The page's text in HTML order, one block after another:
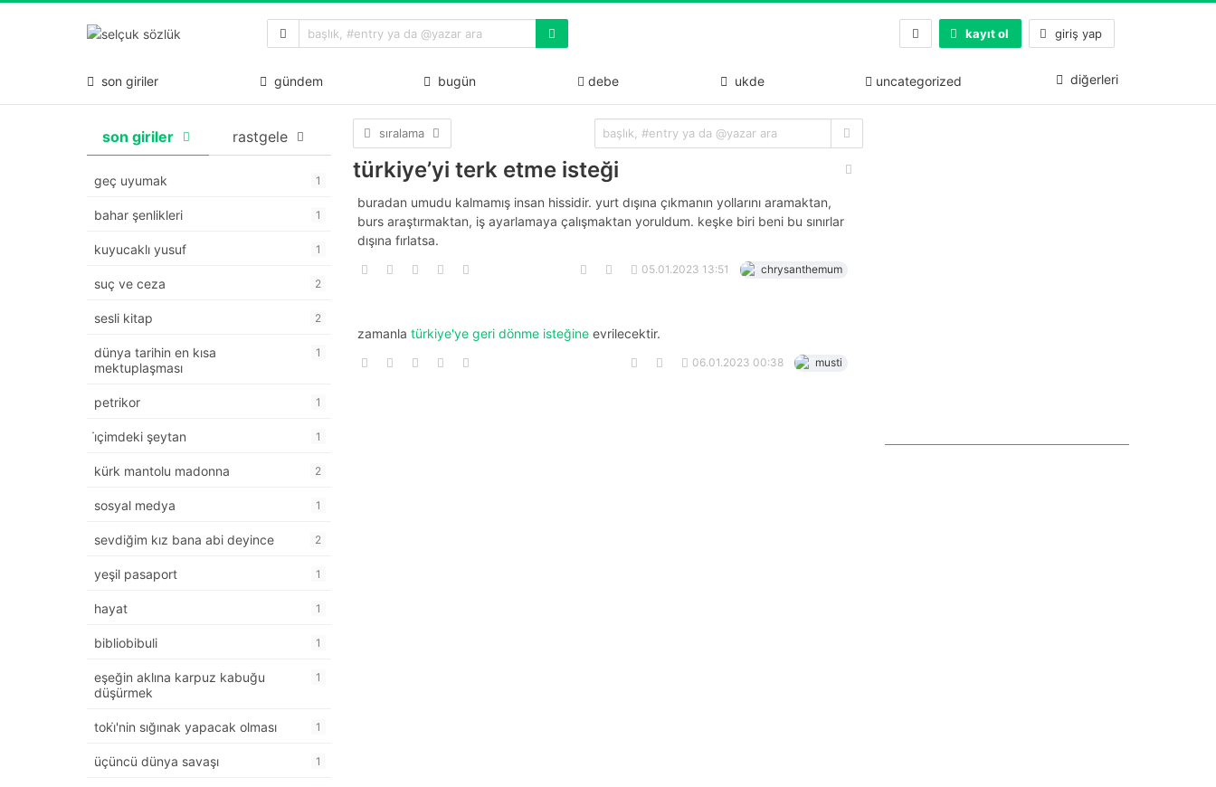
kayıt ol giriş yap
son giriler gündem bugün debe ukde uncategorized diğerleri
son giriler rastgele
geç uyumak 1
bahar şenlikleri 1
kuyucaklı yusuf 1
suç ve ceza 2
sesli kitap 2
dünya tarihin en kısa
mektuplaşması
1
petrikor 1
i̇çimdeki şeytan 1
kürk mantolu madonna 2
sosyal medya 1
sevdiğim kız bana abi deyince 2
yeşil pasaport 1
hayat 1
bibliobibuli 1
eşeğin aklına karpuz kabuğu
düşürmek
1
toki̇'nin sığınak yapacak olması 1
üçüncü dünya savaşı 1
sıralama
türkiye’yi terk etme isteği
buradan umudu kalmamış insan hissidir. yurt dışına çıkmanın yollarını aramaktan,
burs araştırmaktan, iş ayarlamaya çalışmaktan yoruldum. keşke biri beni bu sınırlar
dışına fırlatsa.
05.01.2023 13:51 chrysanthemum
zamanla türkiye'ye geri dönme isteğine evrilecektir.
06.01.2023 00:38 musti